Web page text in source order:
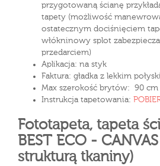
przygotowaną ścianę
tapety (możliwość
ostatecznym dociśnięciem
włókninowy splot
przedarciem)
Aplikacja: na styk
Faktura: gładka z lekkim
Max szerokość brytów: 90 cm
Instrukcja tapetowania:
Fototapeta, tapeta
BEST ECO -
strukturą tkaniny)